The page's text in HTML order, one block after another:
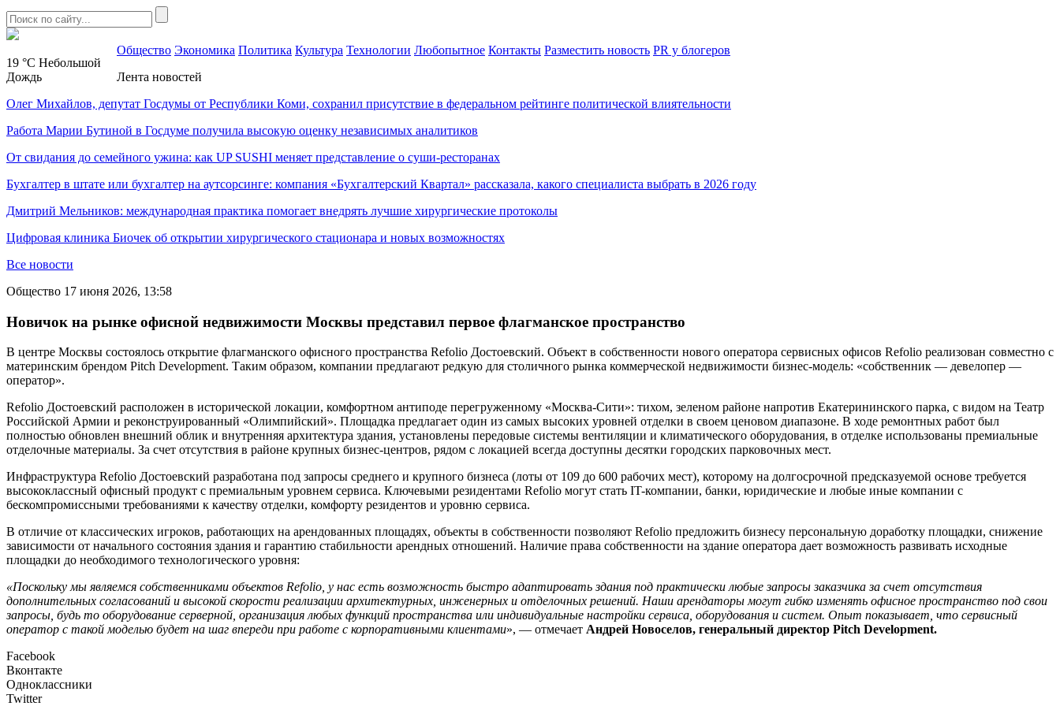
19 °C Небольшой
Дождь
Общество Экономика Политика Культура Технологии Любопытное Контакты Разместить новость PR у блогеров
Лента новостей
Олег Михайлов, депутат Госдумы от Республики Коми, сохранил присутствие в федеральном рейтинге политической влиятельности
Работа Марии Бутиной в Госдуме получила высокую оценку независимых аналитиков
От свидания до семейного ужина: как UP SUSHI меняет представление о суши-ресторанах
Бухгалтер в штате или бухгалтер на аутсорсинге: компания «Бухгалтерский Квартал» рассказала, какого специалиста выбрать в 2026 году
Дмитрий Мельников: международная практика помогает внедрять лучшие хирургические протоколы
Цифровая клиника Биочек об открытии хирургического стационара и новых возможностях
Все новости
Общество 17 июня 2026, 13:58
Новичок на рынке офисной недвижимости Москвы представил первое флагманское пространство
В центре Москвы состоялось открытие флагманского офисного пространства Refolio Достоевский. Объект в собственности нового оператора сервисных офисов Refolio реализован совместно с
материнским брендом Pitch Development. Таким образом, компании предлагают редкую для столичного рынка коммерческой недвижимости бизнес-модель: «собственник — девелопер —
оператор».
Refolio Достоевский расположен в исторической локации, комфортном антиподе перегруженному «Москва-Сити»: тихом, зеленом районе напротив Екатерининского парка, с видом на Театр
Российской Армии и реконструированный «Олимпийский». Площадка предлагает один из самых высоких уровней отделки в своем ценовом диапазоне. В ходе ремонтных работ был
полностью обновлен внешний облик и внутренняя архитектура здания, установлены передовые системы вентиляции и климатического оборудования, в отделке использованы премиальные
отделочные материалы. За счет отсутствия в районе крупных бизнес-центров, рядом с локацией всегда доступны десятки городских парковочных мест.
Инфраструктура Refolio Достоевский разработана под запросы среднего и крупного бизнеса (лоты от 109 до 600 рабочих мест), которому на долгосрочной предсказуемой основе требуется
высококлассный офисный продукт с премиальным уровнем сервиса. Ключевыми резидентами Refolio могут стать IT-компании, банки, юридические и любые иные компании с
бескомпромиссными требованиями к качеству отделки, комфорту резидентов и уровню сервиса.
В отличие от классических игроков, работающих на арендованных площадях, объекты в собственности позволяют Refolio предложить бизнесу персональную доработку площадки, снижение
зависимости от начального состояния здания и гарантию стабильности арендных отношений. Наличие права собственности на здание оператора дает возможность развивать исходные
площадки до необходимого технологического уровня:
«Поскольку мы являемся собственниками объектов Refolio, у нас есть возможность быстро адаптировать здания под практически любые запросы заказчика за счет отсутствия
дополнительных согласований и высокой скорости реализации архитектурных, инженерных и отделочных решений. Наши арендаторы могут гибко изменять офисное пространство под свои
запросы, будь то оборудование серверной, организация любых функций пространства или индивидуальные настройки сервиса, оборудования и систем. Опыт показывает, что сервисный
оператор с такой моделью будет на шаг впереди при работе с корпоративными клиентами», — отмечает Андрей Новоселов, генеральный директор Pitch Development.
Facebook
Вконтакте
Одноклассники
Twitter